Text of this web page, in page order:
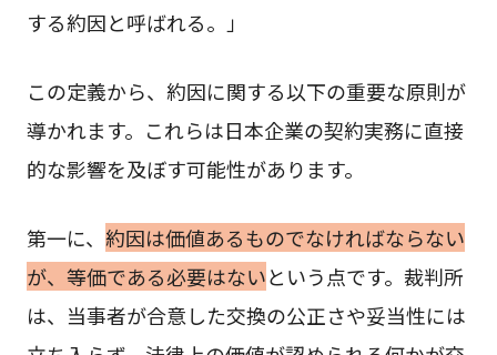
する約因と呼ばれる。」
この定義から、約因に関する以下の重要な原則が
導かれます。これらは日本企業の契約実務に直接
的な影響を及ぼす可能性があります。
第一に、 約因は価値あるものでなければならない
が、等価である必要はないという点です。裁判所
は、当事者が合意した交換の公正さや妥当性には